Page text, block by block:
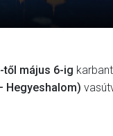
től május 6-ig
Hegyeshalom)